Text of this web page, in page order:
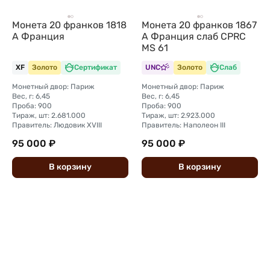
Монета 20 франков 1818
А Франция
XF Золото Сертификат
Монетный двор: Париж
Вес, г: 6,45
Проба: 900
Тираж, шт: 2.681.000
Правитель: Людовик XVIII
95 000 ₽
В корзину
Монета 20 франков 1867
A Франция слаб CPRC
MS 61
UNC Золото Слаб
Монетный двор: Париж
Вес, г: 6,45
Проба: 900
Тираж, шт: 2.923.000
Правитель: Наполеон III
95 000 ₽
В корзину